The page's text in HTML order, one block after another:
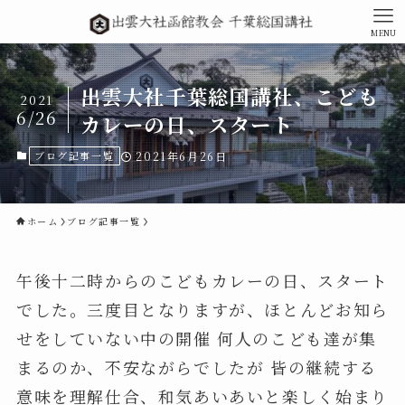
MENU
出雲大社千葉総国講社、こども
カレーの日、スタート
2021
6/26
ブログ記事一覧 2021年6月26日
ホーム ブログ記事一覧
午後十二時からのこどもカレーの日、スタート
でした。三度目となりますが、ほとんどお知ら
せをしていない中の開催 何人のこども達が集
まるのか、不安ながらでしたが 皆の継続する
意味を理解仕合、和気あいあいと楽しく始まり